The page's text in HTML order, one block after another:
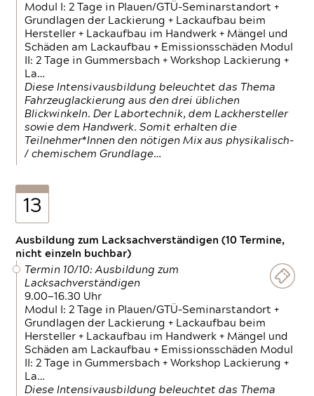
Modul I: 2 Tage in Plauen/GTÜ-Seminarstandort +
Grundlagen der Lackierung + Lackaufbau beim
Hersteller + Lackaufbau im Handwerk + Mängel und
Schäden am Lackaufbau + Emissionsschäden Modul
II: 2 Tage in Gummersbach + Workshop Lackierung +
La…
Diese Intensivausbildung beleuchtet das Thema
Fahrzeuglackierung aus den drei üblichen
Blickwinkeln. Der Labortechnik, dem Lackhersteller
sowie dem Handwerk. Somit erhalten die
Teilnehmer*Innen den nötigen Mix aus physikalisch-
/ chemischem Grundlage…
13
Ausbildung zum Lacksachverständigen (10 Termine,
nicht einzeln buchbar)
Termin 10/10: Ausbildung zum
Lacksachverständigen
9.00—16.30 Uhr
Modul I: 2 Tage in Plauen/GTÜ-Seminarstandort +
Grundlagen der Lackierung + Lackaufbau beim
Hersteller + Lackaufbau im Handwerk + Mängel und
Schäden am Lackaufbau + Emissionsschäden Modul
II: 2 Tage in Gummersbach + Workshop Lackierung +
La…
Diese Intensivausbildung beleuchtet das Thema